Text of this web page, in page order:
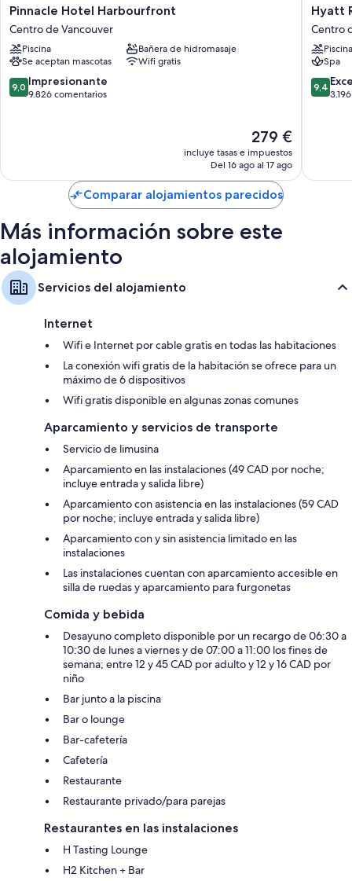
Pinnacle
Hotel
Harbourfront
Centro
de
Vancouver
Pinnacle Hotel Harbourfront
Centro de Vancouver
Piscina
Bañera de hidromasaje
Se aceptan mascotas
Wifi gratis
9.0
sobre
9,0 Impresionante
9.826 comentarios
El
precio
actual
de
279 €
279 €
incluye tasas e impuestos
Del 16 ago al 17 ago
Hyatt
Centro
de
Hyatt
Centro
Piscina
Spa
9.4
sobre
9,4
Comparar alojamientos parecidos
Más información sobre este
alojamiento
Servicios del alojamiento
Internet
Wifi e Internet por cable gratis en todas las habitaciones
La conexión wifi gratis de la habitación se ofrece para un
máximo de 6 dispositivos
Wifi gratis disponible en algunas zonas comunes
Aparcamiento y servicios de transporte
Servicio de limusina
Aparcamiento en las instalaciones (49 CAD por noche;
incluye entrada y salida libre)
Aparcamiento con asistencia en las instalaciones (59 CAD
por noche; incluye entrada y salida libre)
Aparcamiento con y sin asistencia limitado en las
instalaciones
Las instalaciones cuentan con aparcamiento accesible en
silla de ruedas y aparcamiento para furgonetas
Comida y bebida
Desayuno completo disponible por un recargo de 06:30 a
10:30 de lunes a viernes y de 07:00 a 11:00 los fines de
semana; entre 12 y 45 CAD por adulto y 12 y 16 CAD por
niño
Bar junto a la piscina
Bar o lounge
Bar-cafetería
Cafetería
Restaurante
Restaurante privado/para parejas
Restaurantes en las instalaciones
H Tasting Lounge
H2 Kitchen + Bar